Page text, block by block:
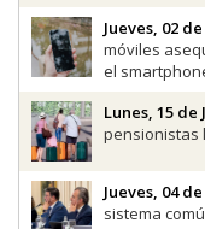
Jueves, 02
móviles
el
Lunes, 15 de
pensionistas
Jueves, 04
sistema